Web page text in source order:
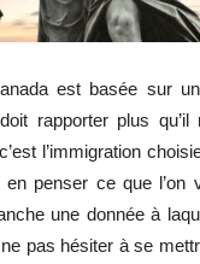
est basée sur
rapporter plus qu’il
l’immigration
penser ce que l’on
une donnée à
pas hésiter à se